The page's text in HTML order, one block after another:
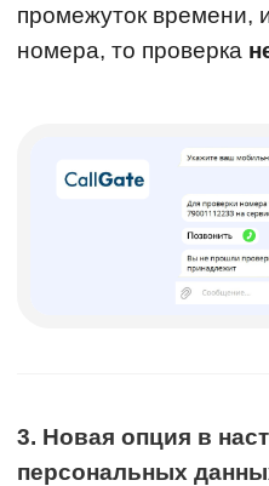
промежуток времени,
номера, то проверка
3. Новая опция в
персональных